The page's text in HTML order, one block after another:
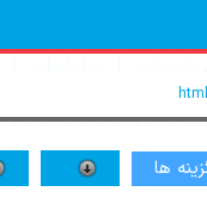
ها